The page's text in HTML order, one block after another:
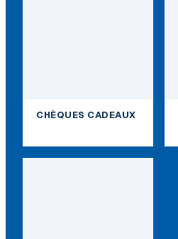
CHÈQUES CADEAUX